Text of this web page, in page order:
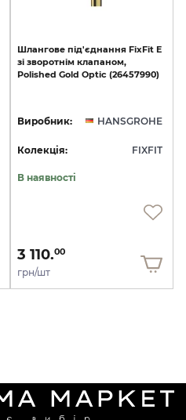
Шлангове під'єднання FixFit E
зі зворотнім клапаном,
Polished Gold Optic (26457990)
Виробник: HANSGROHE
Колекція: FIXFIT
В наявності
3 110.00
грн/шт